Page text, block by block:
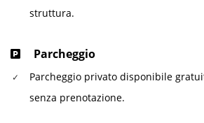
struttura.
Parcheggio
Parcheggio privato disponibile
senza prenotazione.